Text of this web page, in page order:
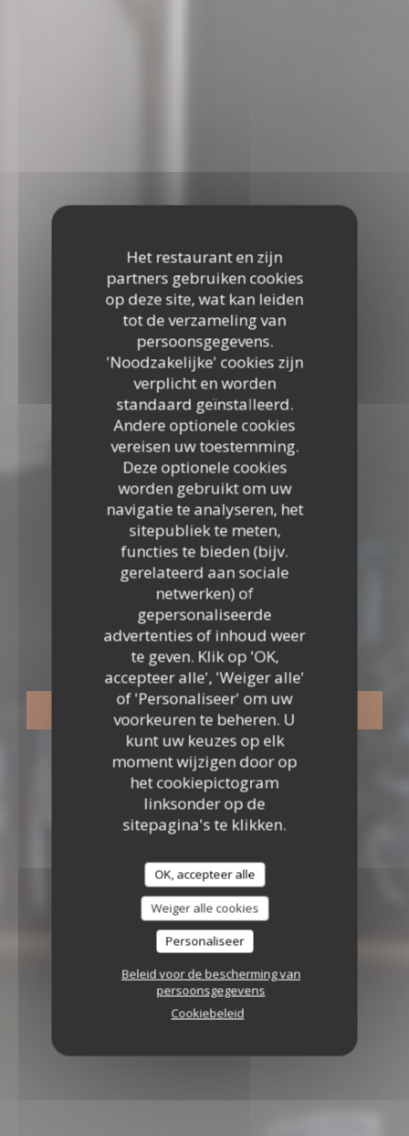
Het restaurant en zijn
partners gebruiken cookies
op deze site, wat kan leiden
tot de verzameling van
persoonsgegevens.
'Noodzakelijke' cookies zijn
verplicht en worden
standaard geïnstalleerd.
Andere optionele cookies
vereisen uw toestemming.
Deze optionele cookies
worden gebruikt om uw
navigatie te analyseren, het
sitepubliek te meten,
functies te bieden (bijv.
gerelateerd aan sociale
netwerken) of
gepersonaliseerde
advertenties of inhoud weer
te geven. Klik op 'OK,
accepteer alle', 'Weiger alle'
of 'Personaliseer' om uw
voorkeuren te beheren. U
kunt uw keuzes op elk
moment wijzigen door op
het cookiepictogram
linksonder op de
sitepagina's te klikken.
OK, accepteer alle
Weiger alle cookies
Personaliseer
Beleid voor de bescherming van
persoonsgegevens
Cookiebeleid
TRADITIONEEL RESTAURANT
Le Pavillon de Bailly
RESERVEER EEN TAFEL
LE PAVILLON DE BAILLY